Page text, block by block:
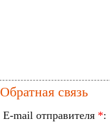
Обратная связь
E-mail отправителя *: